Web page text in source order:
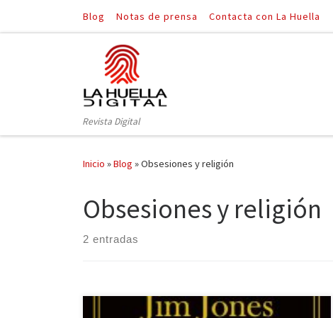
Saltar al contenido
Blog Notas de prensa Contacta con La Huella
Revista Digital
Inicio »Blog »Obsesiones y religión
Obsesiones y religión
2 entradas